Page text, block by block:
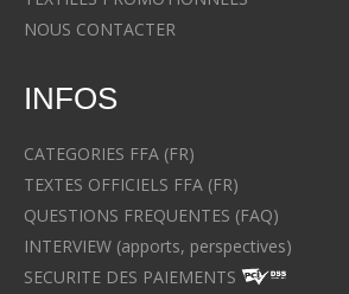
NOUS CONTACTER
INFOS
CATEGORIES FFA (FR)
TEXTES OFFICIELS FFA (FR)
QUESTIONS FREQUENTES (FAQ)
INTERVIEW (apports, perspectives)
SECURITE DES PAIEMENTS